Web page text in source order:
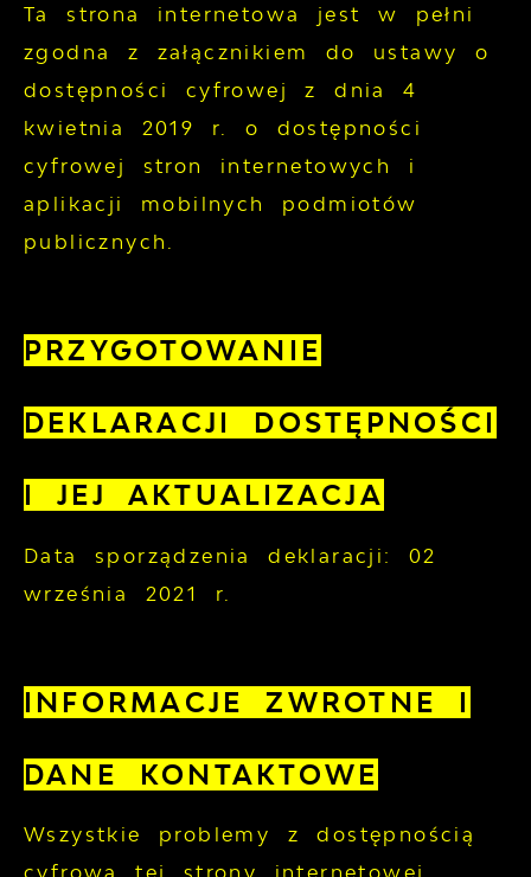
Ta strona internetowa jest w pełni
zgodna z załącznikiem do ustawy o
dostępności cyfrowej z dnia 4
kwietnia 2019 r. o dostępności
cyfrowej stron internetowych i
aplikacji mobilnych podmiotów
publicznych.
PRZYGOTOWANIE
DEKLARACJI DOSTĘPNOŚCI
I JEJ AKTUALIZACJA
Data sporządzenia deklaracji: 02
września 2021 r.
INFORMACJE ZWROTNE I
DANE KONTAKTOWE
Wszystkie problemy z dostępnością